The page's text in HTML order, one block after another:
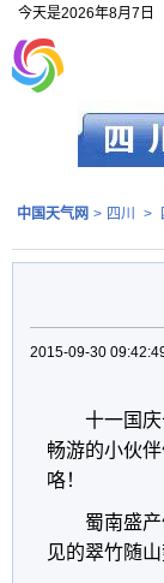
今天是2026年8月7日
中国天气网 > 四川 >
2015-09-30
十一国
畅游的小伙
咯！
蜀南盛
见的翠竹随